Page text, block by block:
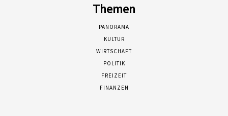
Themen
PANORAMA
KULTUR
WIRTSCHAFT
POLITIK
FREIZEIT
FINANZEN